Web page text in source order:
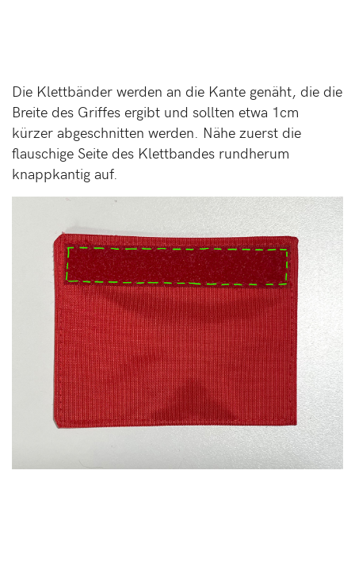
Die Klettbänder werden an die Kante genäht, die die
Breite des Griffes ergibt und sollten etwa 1cm
kürzer abgeschnitten werden. Nähe zuerst die
flauschige Seite des Klettbandes rundherum
knappkantig auf.